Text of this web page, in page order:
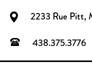
2233 Rue Pitt,
438.375.3776